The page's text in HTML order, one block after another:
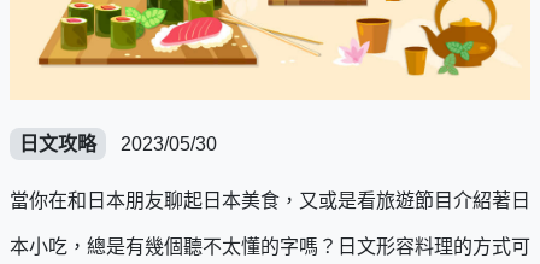
日文攻略 2023/05/30
當你在和日本朋友聊起日本美食，又或是看旅遊節目介紹著日
本小吃，總是有幾個聽不太懂的字嗎？日文形容料理的方式可